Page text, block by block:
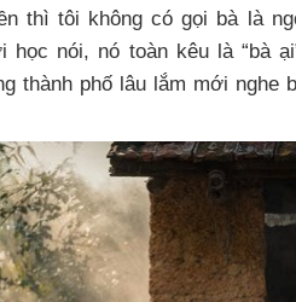
thì tôi không có gọi bà là
học nói, nó toàn kêu là “bà
thành phố lâu lắm mới nghe